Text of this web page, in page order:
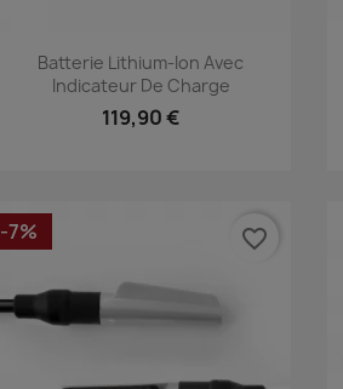
Aperçu rapide
Batterie Lithium-Ion Avec
Indicateur De Charge
119,90 €
-7% favorite_border